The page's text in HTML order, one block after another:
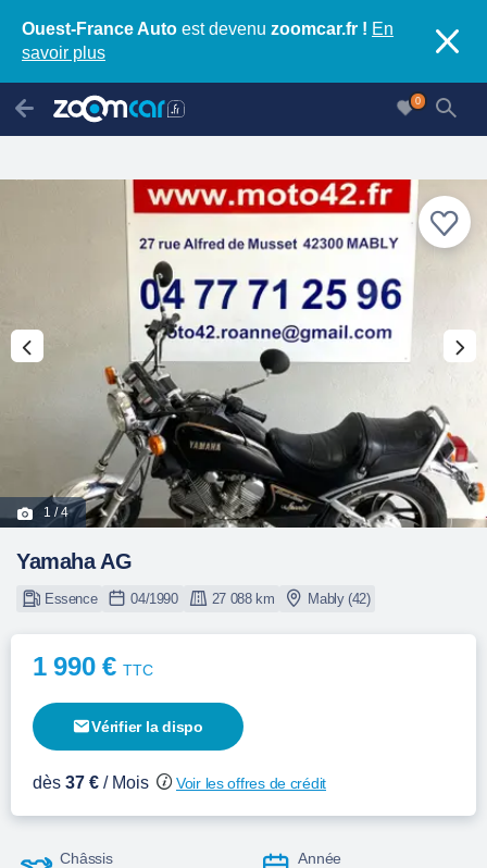
Ouest-France Auto est devenu zoomcar.fr ! En
savoir plus
0
1 / 4
Yamaha AG
Essence 04/1990 27 088 km Mably (42)
1 990 €TTC
Vérifier la dispo
dès 37 € / Mois Voir les offres de crédit
Châssis Année